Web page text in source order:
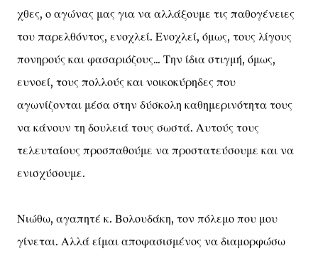
χθες, ο αγώνας μας για να αλλάξουμε τις παθογένειες
του παρελθόντος, ενοχλεί. Ενοχλεί, όμως, τους λίγους
πονηρούς και φασαριόζους... Την ίδια στιγμή, όμως,
ευνοεί, τους πολλούς και νοικοκύρηδες που
αγωνίζονται μέσα στην δύσκολη καθημερινότητα τους
να κάνουν τη δουλειά τους σωστά. Αυτούς τους
τελευταίους προσπαθούμε να προστατεύσουμε και να
ενισχύσουμε.
Νιώθω, αγαπητέ κ. Βολουδάκη, τον πόλεμο που μου
γίνεται. Αλλά είμαι αποφασισμένος να διαμορφώσω